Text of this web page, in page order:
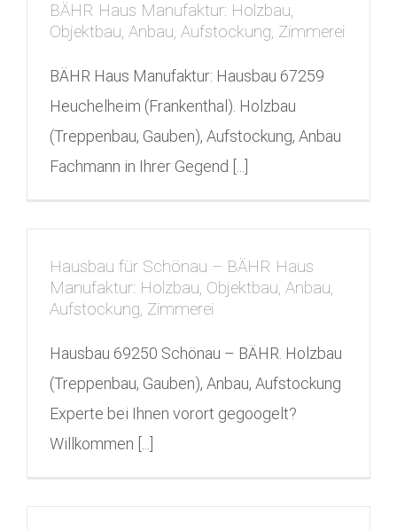
BÄHR Haus Manufaktur: Holzbau,
Objektbau, Anbau, Aufstockung, Zimmerei
BÄHR Haus Manufaktur: Hausbau 67259
Heuchelheim (Frankenthal). Holzbau
(Treppenbau, Gauben), Aufstockung, Anbau
Fachmann in Ihrer Gegend [...]
Hausbau für Schönau – BÄHR Haus
Manufaktur: Holzbau, Objektbau, Anbau,
Aufstockung, Zimmerei
Hausbau 69250 Schönau – BÄHR. Holzbau
(Treppenbau, Gauben), Anbau, Aufstockung
Experte bei Ihnen vorort gegoogelt?
Willkommen [...]